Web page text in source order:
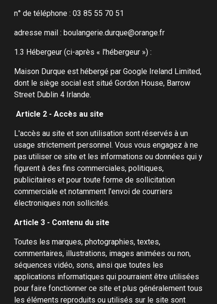
n° de téléphone : 03 85 55 70 51
adresse mail : boulangerie.durque@orange.fr
1.3 Hébergeur (ci-après « l'hébergeur ») :
Maison Durque est hébergé par Google Ireland Limited,
dont le siège social est situé Gordon House, Barrow
Street Dublin 4 Irlande.
Article 2 - Accès au site
L'accès au site et son utilisation sont réservés à un
usage strictement personnel. Vous vous engagez à ne
pas utiliser ce site et les informations ou données qui y
figurent à des fins commerciales, politiques,
publicitaires et pour toute forme de sollicitation
commerciale et notamment l'envoi de courriers
électroniques non sollicités.
Article 3 - Contenu du site
Toutes les marques, photographies, textes,
commentaires, illustrations, images animées ou non,
séquences vidéo, sons, ainsi que toutes les
applications informatiques qui pourraient être utilisées
pour faire fonctionner ce site et plus généralement tous
les éléments reproduits ou utilisés sur le site sont